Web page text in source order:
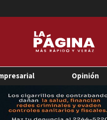
Opinión